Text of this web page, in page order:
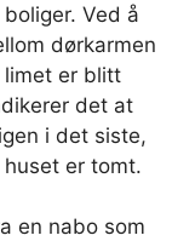
Ved å
dørkarmen
limet er blitt
det at
i det siste,
er tomt.
en nabo som